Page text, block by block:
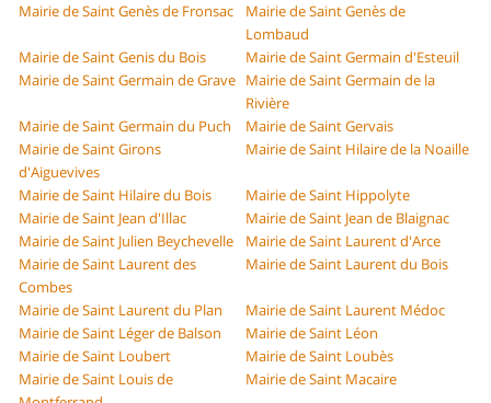
Mairie de Saint Genès de Fronsac
Mairie de Saint Genès de
Lombaud
Mairie de Saint Genis du Bois
Mairie de Saint Germain d'Esteuil
Mairie de Saint Germain de Grave Mairie de Saint Germain de la
Rivière
Mairie de Saint Germain du Puch
Mairie de Saint Gervais
Mairie de Saint Girons
d'Aiguevives
Mairie de Saint Hilaire de la Noaille
Mairie de Saint Hilaire du Bois
Mairie de Saint Hippolyte
Mairie de Saint Jean d'Illac
Mairie de Saint Jean de Blaignac
Mairie de Saint Julien Beychevelle
Mairie de Saint Laurent d'Arce
Mairie de Saint Laurent des
Combes
Mairie de Saint Laurent du Bois
Mairie de Saint Laurent du Plan
Mairie de Saint Laurent Médoc
Mairie de Saint Léger de Balson
Mairie de Saint Léon
Mairie de Saint Loubert
Mairie de Saint Loubès
Mairie de Saint Louis de
Mairie de Saint Macaire